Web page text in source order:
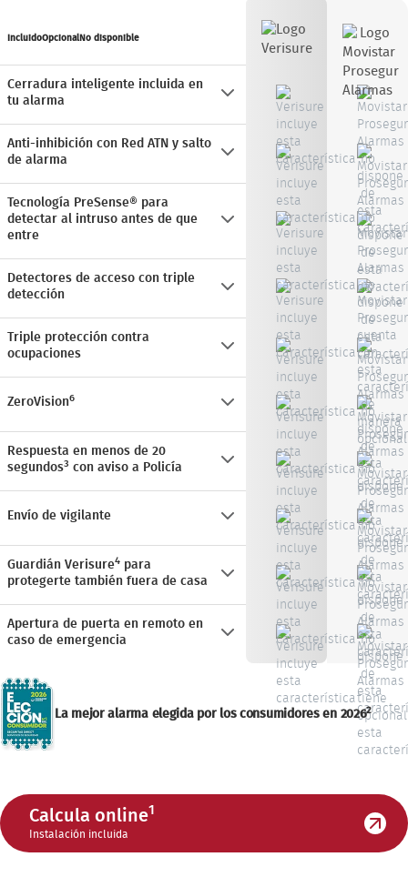
IncluidoOpcional No disponible
Cerradura inteligente incluida en
tu alarma
Anti-inhibición con Red ATN y salto
de alarma
Tecnología PreSense® para
detectar al intruso antes de que
entre
Detectores de acceso con triple
detección
Triple protección contra
ocupaciones
ZeroVision6
Respuesta en menos de 20
segundos3 con aviso a Policía
Envío de vigilante
Guardián Verisure4 para
protegerte también fuera de casa
Apertura de puerta en remoto en
caso de emergencia
La mejor alarma elegida por los consumidores en 20262
Calcula online1
Instalación incluida